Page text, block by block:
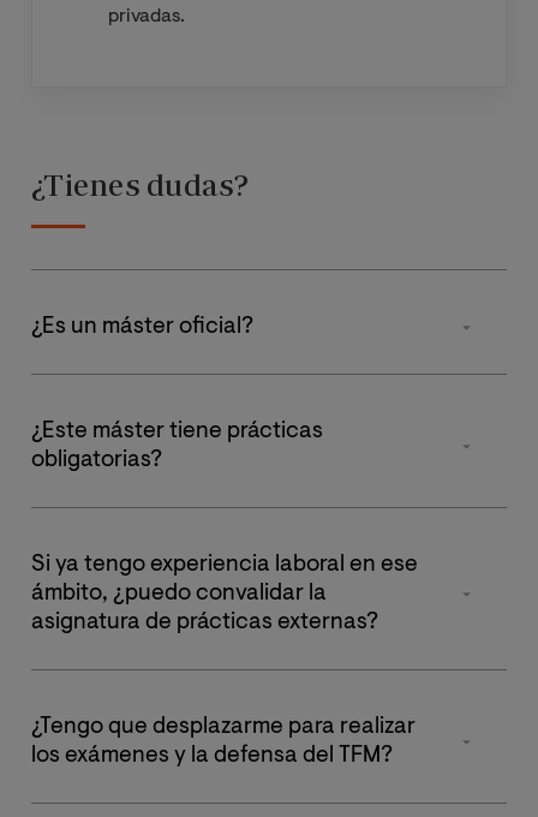
privadas.
¿Tienes dudas?
¿Es un máster oficial?
en el Registro de Universidades, Centros y Títulos
(RUCT) del Ministerio de Educación y Formación
Profesional del Gobierno de España.
¿Este máster tiene prácticas
obligatorias?
en el centro. Se realizan en entidades cuya acción esté
orientada a la prevención de drogodependencias y/u
otras conductas adictivas. Además de las prácticas
obligatorias tienes la posibilidad de realizar hasta 500
horas de prácticas extracurriculares.
Si ya tengo experiencia laboral en ese
ámbito, ¿puedo convalidar la
asignatura de prácticas externas?
aportas evidencias de experiencia profesional en
alguna de las salidas profesionales del título, siguiendo
las especificaciones de la memoria vigente del título.
¿Tengo que desplazarme para realizar
los exámenes y la defensa del TFM?